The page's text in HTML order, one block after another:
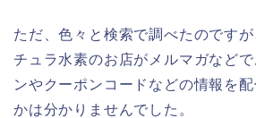
ただ、色々と検索で調べたのです
チュラ水素のお店がメルマガなど
ンやクーポンコードなどの情報を
かは分かりませんでした。